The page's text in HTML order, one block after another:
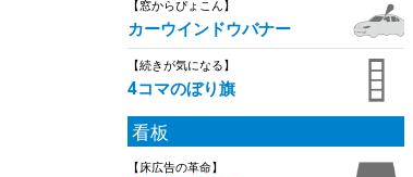
【窓からぴょこん】
カーウインドウバナー
【続きが気になる】
4コマのぼり旗
看板
【床広告の革命】